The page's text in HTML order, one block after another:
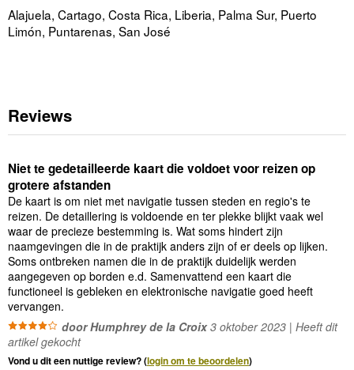
Alajuela, Cartago, Costa Rica, Liberia, Palma Sur, Puerto
Limón, Puntarenas, San José
Reviews
Niet te gedetailleerde kaart die voldoet voor reizen op
grotere afstanden
De kaart is om niet met navigatie tussen steden en regio's te
reizen. De detaillering is voldoende en ter plekke blijkt vaak wel
waar de precieze bestemming is. Wat soms hindert zijn
naamgevingen die in de praktijk anders zijn of er deels op lijken.
Soms ontbreken namen die in de praktijk duidelijk werden
aangegeven op borden e.d. Samenvattend een kaart die
functioneel is gebleken en elektronische navigatie goed heeft
vervangen.
door Humphrey de la Croix3 oktober 2023 | Heeft dit
artikel gekocht
Vond u dit een nuttige review? (login om te beoordelen)